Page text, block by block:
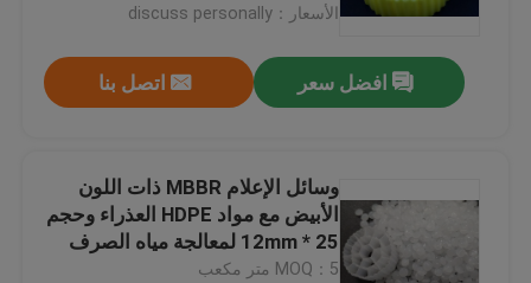
الأسعار：discuss personally
افضل سعر اتصل بنا
وسائل الإعلام MBBR ذات اللون
الأبيض مع مواد HDPE العذراء وحجم
25 * 12mm لمعالجة مياه الصرف
الصحي
MOQ：5 متر مكعب